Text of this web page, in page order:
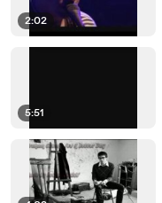
2:02
5:51